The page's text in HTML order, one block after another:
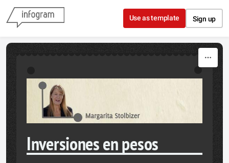
Skip to content
Use as template Sign up
Inversiones en pesos